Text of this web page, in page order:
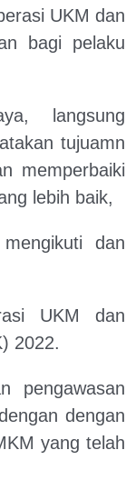
UKM dan
bagi pelaku
langsung
tujuamn
memperbaiki
lebih baik,
dan
UKM dan
2022.
pengawasan
dengan
yang telah